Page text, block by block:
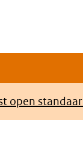
open